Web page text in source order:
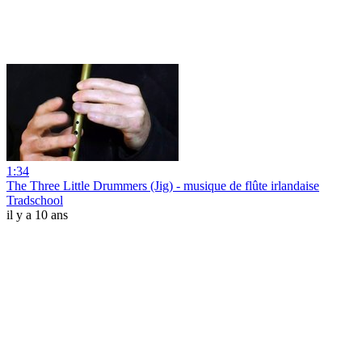
1:34
The Three Little Drummers (Jig) - musique de flûte irlandaise
Tradschool
il y a 10 ans